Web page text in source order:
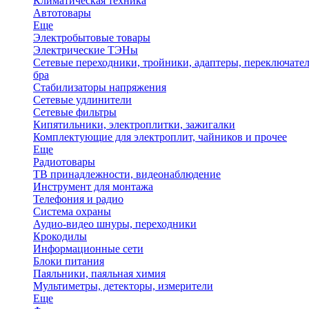
Автотовары
Еще
Электробытовые товары
Электрические ТЭНы
Сетевые переходники, тройники, адаптеры,
бра
Стабилизаторы напряжения
Сетевые удлинители
Сетевые фильтры
Кипятильники, электроплитки, зажигалки
Комплектующие для электроплит, чайников и прочее
Еще
Радиотовары
ТВ принадлежности, видеонаблюдение
Инструмент для монтажа
Телефония и радио
Система охраны
Аудио-видео шнуры, переходники
Крокодилы
Информационные сети
Блоки питания
Паяльники, паяльная химия
Мультиметры, детекторы, измерители
Еще